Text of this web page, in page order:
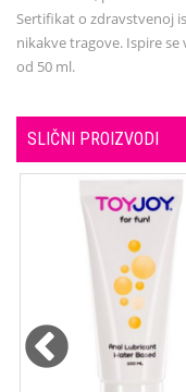
Sertifikat o zdravstvenoj
nikakve tragove. Ispire se
od 50 ml.
SLIČNI PROIZVODI